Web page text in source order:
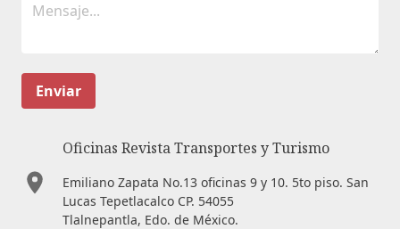
Enviar
Oficinas Revista Transportes y Turismo
Emiliano Zapata No.13 oficinas 9 y 10. 5to piso. San
Lucas Tepetlacalco CP. 54055
Tlalnepantla, Edo. de México.